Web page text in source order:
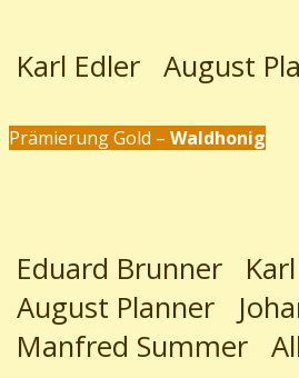
Karl Edler August
Prämierung Gold – Waldhonig
Eduard Brunner
August Planner
Manfred Summer